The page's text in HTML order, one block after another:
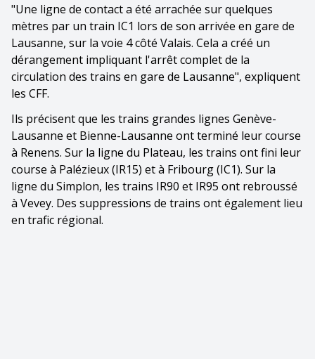
"Une ligne de contact a été arrachée sur quelques
mètres par un train IC1 lors de son arrivée en gare de
Lausanne, sur la voie 4 côté Valais. Cela a créé un
dérangement impliquant l'arrêt complet de la
circulation des trains en gare de Lausanne", expliquent
les CFF.
Ils précisent que les trains grandes lignes Genève-
Lausanne et Bienne-Lausanne ont terminé leur course
à Renens. Sur la ligne du Plateau, les trains ont fini leur
course à Palézieux (IR15) et à Fribourg (IC1). Sur la
ligne du Simplon, les trains IR90 et IR95 ont rebroussé
à Vevey. Des suppressions de trains ont également lieu
en trafic régional.